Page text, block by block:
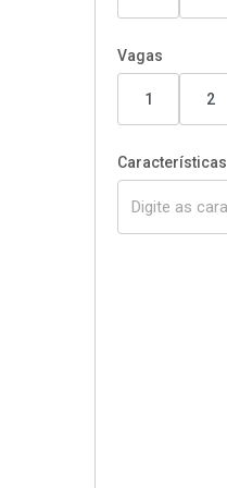
Vagas
1 2
Características